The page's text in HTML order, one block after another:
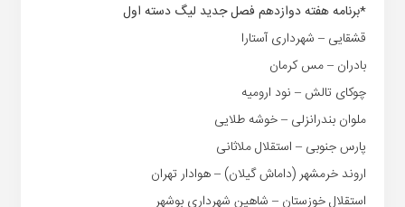
*برنامه هفته دوازدهم فصل جدید لیگ دسته اول
قشقایی – شهرداری آستارا
بادران – مس کرمان
چوکای تالش – نود ارومیه
ملوان بندرانزلی – خوشه طلایی
پارس جنوبی – استقلال ملاثانی
اروند خرمشهر (داماش گیلان) – هوادار تهران
استقلال خوزستان – شاهین شهرداری بوشهر